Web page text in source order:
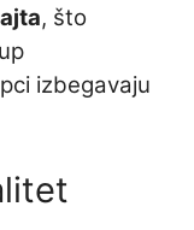
, što
izbegavaju